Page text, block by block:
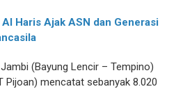
Haris Ajak ASN dan Generasi
(Bayung Lencir – Tempino)
Pijoan) mencatat sebanyak 8.020